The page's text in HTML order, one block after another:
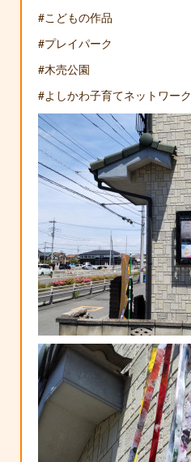
#こどもの作品
#プレイパーク
#木売公園
#よしかわ子育てネットワーク